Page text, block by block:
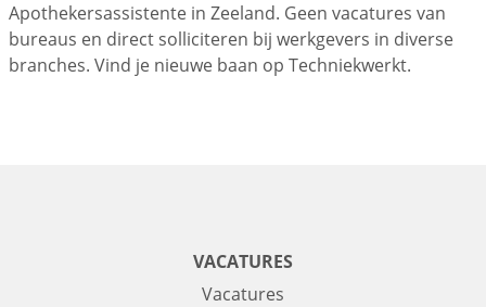
Apothekersassistente in Zeeland. Geen vacatures van
bureaus en direct solliciteren bij werkgevers in diverse
branches. Vind je nieuwe baan op Techniekwerkt.
VACATURES
Vacatures